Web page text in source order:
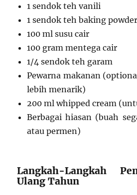
1 sendok teh vanili
1 sendok teh baking powder
100 ml susu cair
100 gram mentega cair
1/4 sendok teh garam
Pewarna makanan
lebih menarik)
200 ml whipped cream
Berbagai hiasan (buah
atau permen)
Langkah-Langkah
Ulang Tahun